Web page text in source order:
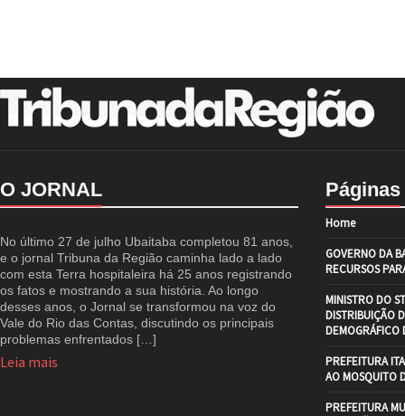
O JORNAL
No último 27 de julho Ubaitaba completou 81 anos,
e o jornal Tribuna da Região caminha lado a lado
com esta Terra hospitaleira há 25 anos registrando
os fatos e mostrando a sua história. Ao longo
desses anos, o Jornal se transformou na voz do
Vale do Rio das Contas, discutindo os principais
problemas enfrentados […]
Leia mais
Páginas
Home
GOVERNO DA
RECURSOS
MINISTRO DO
DISTRIBUIÇÃO
DEMOGRÁFICO
PREFEITURA
AO MOSQUITO
PREFEITURA